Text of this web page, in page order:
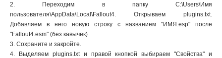
2. Переходим в папку C:\Users\Имя
пользователя\AppData\Local\Fallout4. Открываем plugins.txt.
Добавляем в него новую строку с названием "ИМЯ.esp" после
"Fallout4.esm" (без кавычек)
3. Сохраните и закройте.
4. Выделяем plugins.txt и правой кнопкой выбираем "Свойства" и